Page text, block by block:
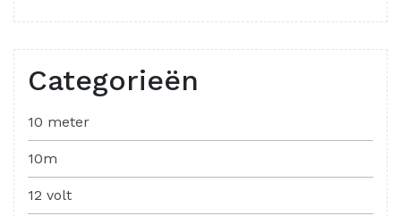
Categorieën
10 meter
10m
12 volt